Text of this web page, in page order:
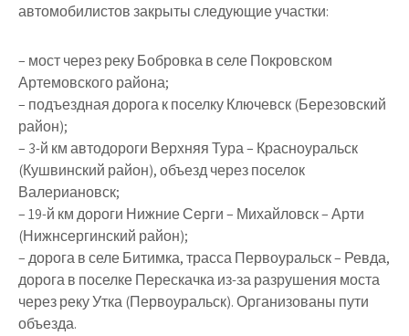
автомобилистов закрыты следующие участки:
– мост через реку Бобровка в селе Покровском
Артемовского района;
– подъездная дорога к поселку Ключевск (Березовский
район);
– 3-й км автодороги Верхняя Тура – Красноуральск
(Кушвинский район), объезд через поселок
Валериановск;
– 19-й км дороги Нижние Серги – Михайловск – Арти
(Нижнсергинский район);
– дорога в селе Битимка, трасса Первоуральск – Ревда,
дорога в поселке Перескачка из-за разрушения моста
через реку Утка (Первоуральск). Организованы пути
объезда.